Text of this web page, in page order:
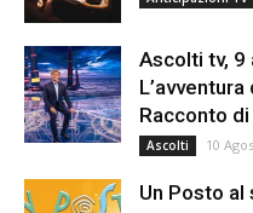
Ascolti tv, 9
Racconto di
Ascolti 10
Un Posto al